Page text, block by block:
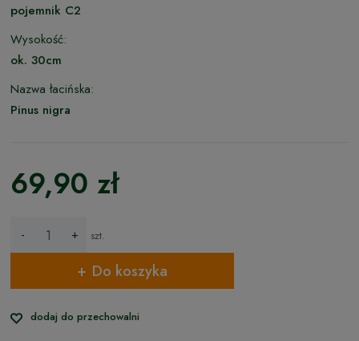
pojemnik C2
Wysokość:
ok. 30cm
Nazwa łacińska:
Pinus nigra
69,90 zł
- + szt.
Do koszyka
dodaj do przechowalni